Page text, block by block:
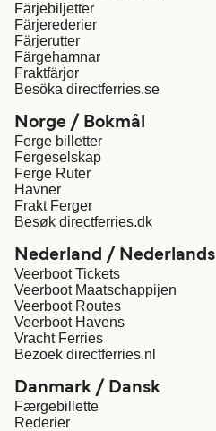
Färjebiljetter
Färjerederier
Färjerutter
Färgehamnar
Fraktfärjor
Besöka directferries.se
Norge / Bokmål
Ferge billetter
Fergeselskap
Ferge Ruter
Havner
Frakt Ferger
Besøk directferries.dk
Nederland / Nederlands
Veerboot Tickets
Veerboot Maatschappijen
Veerboot Routes
Veerboot Havens
Vracht Ferries
Bezoek directferries.nl
Danmark / Dansk
Færgebillette
Rederier